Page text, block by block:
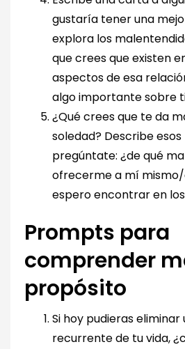
gustaría tener una
explora los
que crees que existen
aspectos de esa
algo importante sobre
¿Qué crees que te da
soledad? Describe
pregúntate: ¿de qué
ofrecerme a mí
espero encontrar en
Prompts para
comprender
propósito
Si hoy pudieras
recurrente de tu vida,